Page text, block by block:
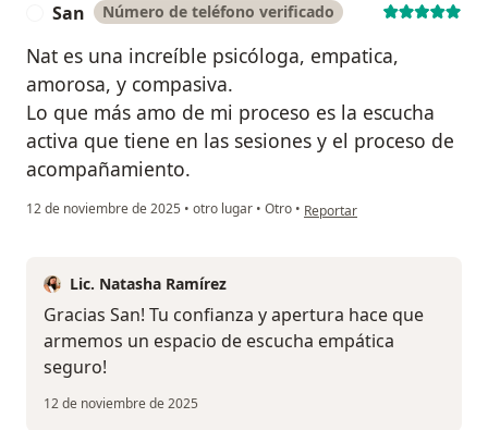
San Número de teléfono verificado
Nat es una increíble psicóloga, empatica,
amorosa, y compasiva.
Lo que más amo de mi proceso es la escucha
activa que tiene en las sesiones y el proceso de
acompañamiento.
12 de noviembre de 2025 • otro lugar • Otro • en opinión del usuario San
Reportar
Lic. Natasha Ramírez
Gracias San! Tu confianza y apertura hace que
armemos un espacio de escucha empática
seguro!
12 de noviembre de 2025